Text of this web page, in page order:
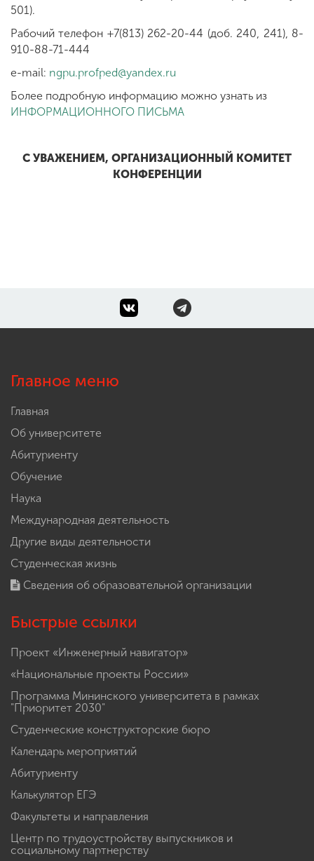
501).
Рабочий телефон +7(813) 262-20-44 (доб. 240, 241), 8-
910-88-71-444
e-mail: ngpu.profped@yandex.ru
Более подробную информацию можно узнать из
ИНФОРМАЦИОННОГО ПИСЬМА
С УВАЖЕНИЕМ, ОРГАНИЗАЦИОННЫЙ КОМИТЕТ
КОНФЕРЕНЦИИ
Главное меню
Главная
Об университете
Абитуриенту
Обучение
Наука
Международная деятельность
Другие виды деятельности
Студенческая жизнь
Сведения об образовательной организации
Быстрые ссылки
Проект «Инженерный навигатор»
«Национальные проекты России»
Программа Мининского университета в рамках
"Приоритет 2030"
Студенческие конструкторские бюро
Календарь мероприятий
Абитуриенту
Калькулятор ЕГЭ
Факультеты и направления
Центр по трудоустройству выпускников и
социальному партнерству